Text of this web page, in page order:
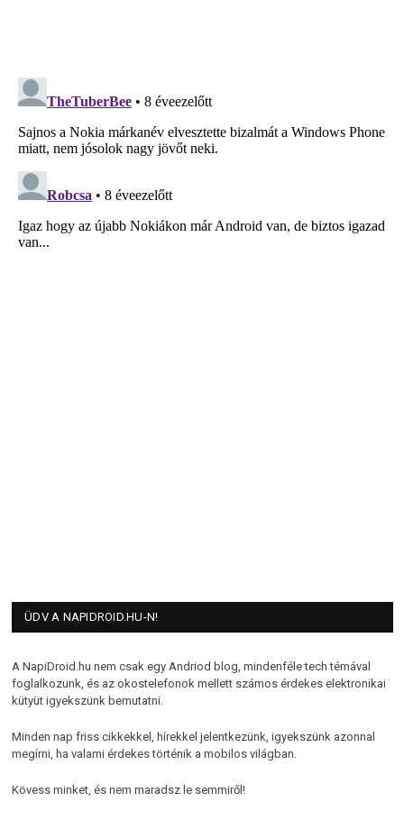
ÜDV A NAPIDROID.HU-N!
A NapiDroid.hu nem csak egy Andriod blog, mindenféle tech témával
foglalkozunk, és az okostelefonok mellett számos érdekes elektronikai
kütyüt igyekszünk bemutatni.
Minden nap friss cikkekkel, hírekkel jelentkezünk, igyekszünk azonnal
megírni, ha valami érdekes történik a mobilos világban.
Kövess minket, és nem maradsz le semmiről!